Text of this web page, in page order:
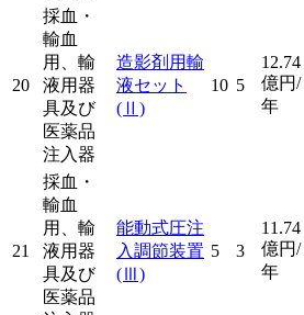
20
採血・
輸血
用、輸
液用器
具及び
医薬品
注入器
造影剤用輸
液セット
(Ⅱ)
10 5
12.74
億円/
年
21
採血・
輸血
用、輸
液用器
具及び
医薬品
能動式圧注
入調節装置
(Ⅲ)
5 3
11.74
億円/
年